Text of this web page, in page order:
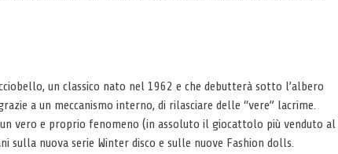
un classico nato nel 1962 e che debutterà sotto l’albero
a un meccanismo interno, di rilasciare delle “vere” lacrime.
un vero e proprio fenomeno (in assoluto il giocattolo più venduto al
nuova serie Winter disco e sulle nuove Fashion dolls.